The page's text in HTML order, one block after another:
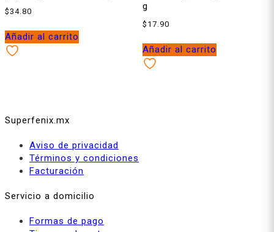
$34.80
Añadir al carrito
g
$ 17.90
Añadir al carrito
Superfenix.mx
Aviso de privacidad
Términos y condiciones
Facturación
Servicio a domicilio
Formas de pago